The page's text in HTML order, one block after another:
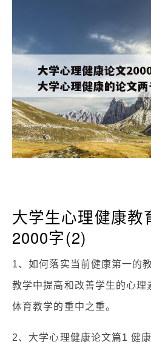
大学生心理健康教
2000字(2)
1、如何落实当前健康第一的
教学中提高和改善学生的心理
体育教学的重中之重。
2、大学心理健康论文篇1 健